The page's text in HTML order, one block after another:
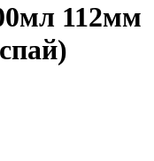
112мм